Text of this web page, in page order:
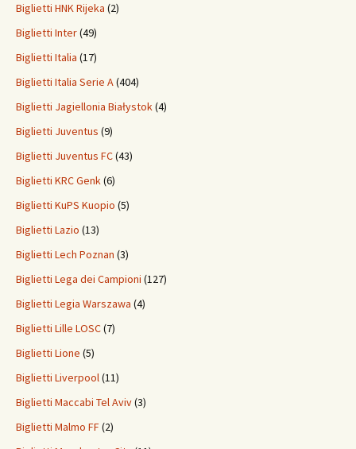
Biglietti HNK Rijeka (2)
Biglietti Inter(49)
Biglietti Italia (17)
Biglietti Italia Serie A(404)
Biglietti Jagiellonia Białystok(4)
Biglietti Juventus (9)
Biglietti Juventus FC(43)
Biglietti KRC Genk(6)
Biglietti KuPS Kuopio (5)
Biglietti Lazio (13)
Biglietti Lech Poznan (3)
Biglietti Lega dei Campioni (127)
Biglietti Legia Warszawa (4)
Biglietti Lille LOSC(7)
Biglietti Lione (5)
Biglietti Liverpool(11)
Biglietti Maccabi Tel Aviv(3)
Biglietti Malmo FF(2)